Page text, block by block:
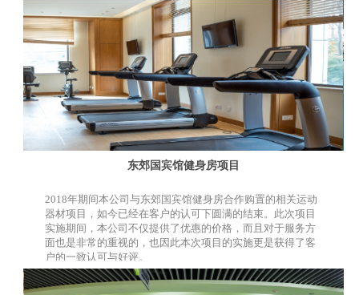
东郊国宾馆健身房项目
2018年期间本公司与东郊国宾馆健身房合作购置的相关运动
器材项目，如今已经在客户的认可下圆满的结束。此次项目
实施期间，本公司不仅提供了优惠的价格，而且对于服务方
面也是非常的重视的，也因此本次项目的实施更是获得了客
户的一致认可与好评。